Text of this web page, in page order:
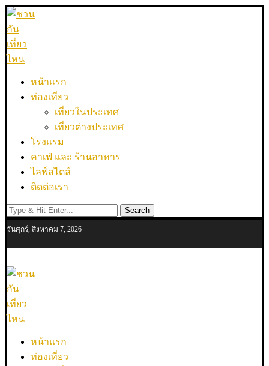
หน้าแรก
ท่องเที่ยว
เที่ยวในประเทศ
เที่ยวต่างประเทศ
โรงแรม
คาเฟ่ และ ร้านอาหาร
ไลฟ์สไตล์
ติดต่อเรา
Search
วันศุกร์, สิงหาคม 7, 2026
หน้าแรก
ท่องเที่ยว